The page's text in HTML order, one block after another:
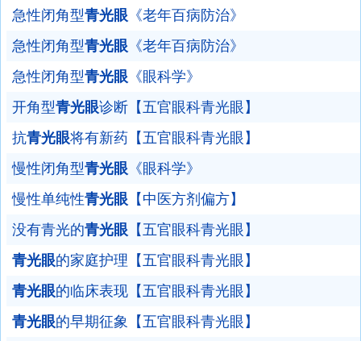
急性闭角型青光眼 《老年百病防治》
急性闭角型青光眼 《老年百病防治》
急性闭角型青光眼 《眼科学》
开角型青光眼诊断【五官眼科青光眼】
抗青光眼将有新药【五官眼科青光眼】
慢性闭角型青光眼 《眼科学》
慢性单纯性青光眼 【中医方剂偏方】
没有青光的青光眼 【五官眼科青光眼】
青光眼的家庭护理【五官眼科青光眼】
青光眼的临床表现【五官眼科青光眼】
青光眼的早期征象【五官眼科青光眼】